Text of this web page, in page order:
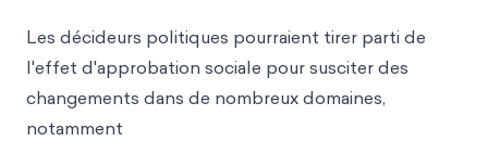
Les décideurs politiques pourraient tirer parti de
l'effet d'approbation sociale pour susciter des
changements dans de nombreux domaines,
notamment